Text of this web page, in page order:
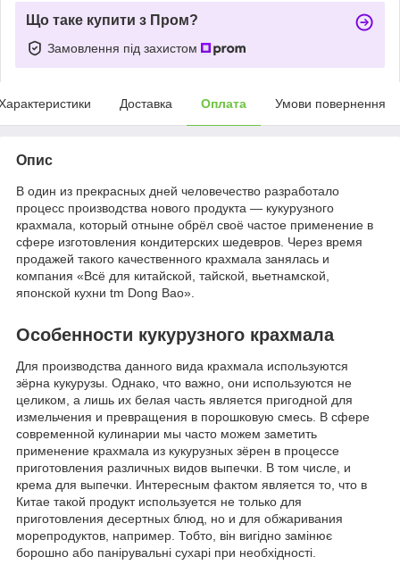
Що таке купити з Пром?
Замовлення під захистом
Доставка Оплата Умови повернення
Опис
В один из прекрасных дней человечество разработало
процесс производства нового продукта — кукурузного
крахмала, который отныне обрёл своё частое применение в
сфере изготовления кондитерских шедевров. Через время
продажей такого качественного крахмала занялась и
компания «Всё для китайской, тайской, вьетнамской,
японской кухни tm Dong Bao».
Особенности кукурузного крахмала
Для производства данного вида крахмала используются
зёрна кукурузы. Однако, что важно, они используются не
целиком, а лишь их белая часть является пригодной для
измельчения и превращения в порошковую смесь. В сфере
современной кулинарии мы часто можем заметить
применение крахмала из кукурузных зёрен в процессе
приготовления различных видов выпечки. В том числе, и
крема для выпечки. Интересным фактом является то, что в
Китае такой продукт используется не только для
приготовления десертных блюд, но и для обжаривания
морепродуктов, например. Тобто, він вигідно замінює
борошно або панірувальні сухарі при необхідності.